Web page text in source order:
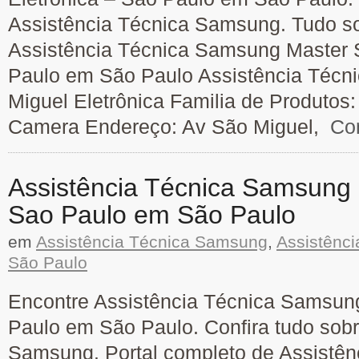
Assistência Técnica Samsung. Tudo
Assistência Técnica Samsung Master
Paulo em São Paulo Assistência
Miguel Eletrônica Familia de
Camera Endereço: Av São Miguel,
Assistência Técnica
Sao Paulo em São Paulo
em Assistência Técnica Samsung,
São Paulo
Encontre Assistência Técnica
Paulo em São Paulo. Confira tudo
Samsung. Portal completo de